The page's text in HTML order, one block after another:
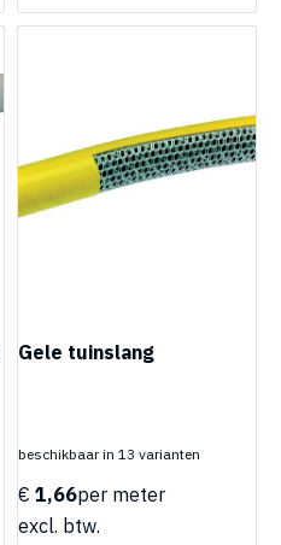
Gele tuinslang
beschikbaar in 13 varianten
€ 1,66per meter
excl. btw.